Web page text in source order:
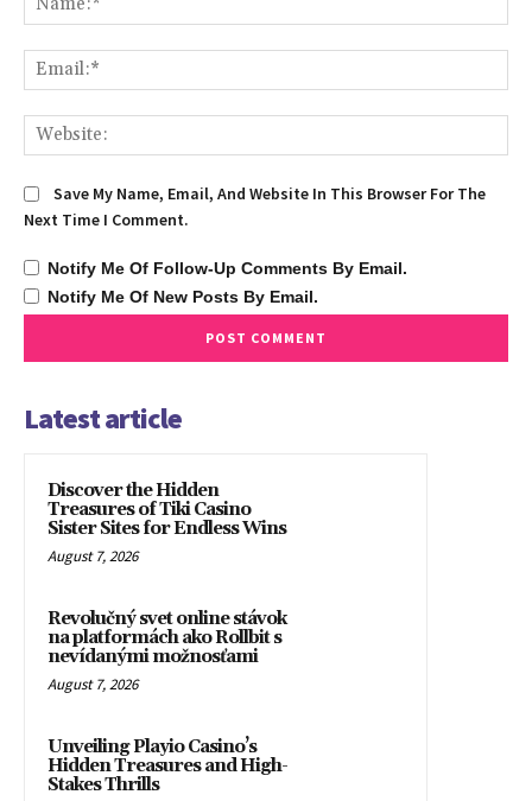
Save My Name, Email, And Website In This Browser For The
Next Time I Comment.
Notify Me Of Follow-Up Comments By Email.
Notify Me Of New Posts By Email.
Latest article
Discover the Hidden
Treasures of Tiki Casino
Sister Sites for Endless Wins
August 7, 2026
Revolučný svet online stávok
na platformách ako Rollbit s
nevídanými možnosťami
August 7, 2026
Unveiling Playio Casino’s
Hidden Treasures and High-
Stakes Thrills